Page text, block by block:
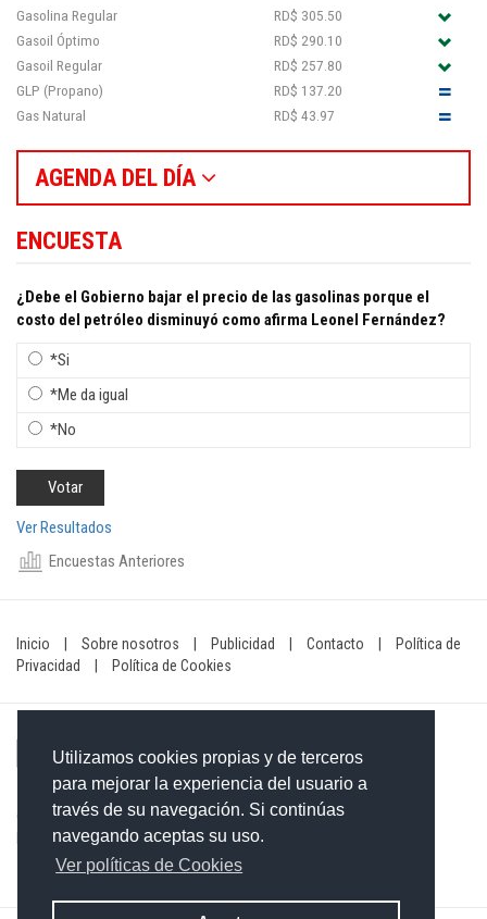
Utilizamos cookies propias y de terceros
para mejorar la experiencia del usuario a
través de su navegación. Si continúas
navegando aceptas su uso.
Ver políticas de Cookies
Gasolina Regular
RD$ 305.50
Gasoil Óptimo
RD$ 290.10
Gasoil Regular
RD$ 257.80
GLP (Propano)
RD$ 137.20
Gas Natural
RD$ 43.97
AGENDA DEL DÍA
ENCUESTA
¿Debe el Gobierno bajar el precio de las gasolinas porque el
costo del petróleo disminuyó como afirma Leonel Fernández?
*Si
*Me da igual
*No
Ver Resultados
Encuestas Anteriores
Inicio Sobre nosotros Publicidad Contacto
Política de
Privacidad
Política de Cookies
Contacto: 849-754-4472
Email:redaccionxtra@gmail.com/ redaccionextra@gmail.com